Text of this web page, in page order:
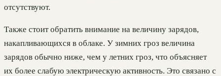
отсутствуют.
Также стоит обратить внимание на величину зарядов,
накапливающихся в облаке. У зимних гроз величина
зарядов обычно ниже, чем у летних гроз, что объясняет
их более слабую электрическую активность. Это связано с